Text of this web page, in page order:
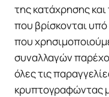
της κατάχρησης
που βρίσκονται
που
συναλλαγών
όλες τις
κρυπτογραφώντας